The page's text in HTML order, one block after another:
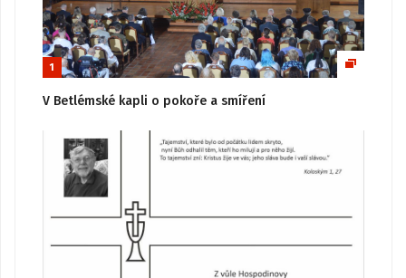
1
V Betlémské kapli o pokoře a smíření